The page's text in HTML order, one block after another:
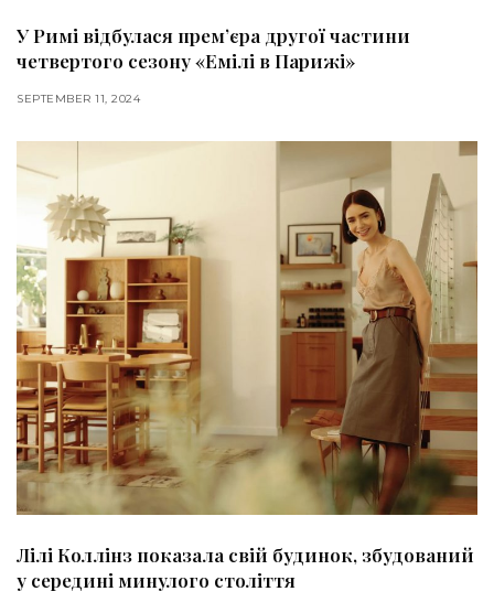
У Римі відбулася премʼєра другої частини
четвертого сезону «Емілі в Парижі»
SEPTEMBER 11, 2024
Лілі Коллінз показала свій будинок, збудований
у середині минулого століття